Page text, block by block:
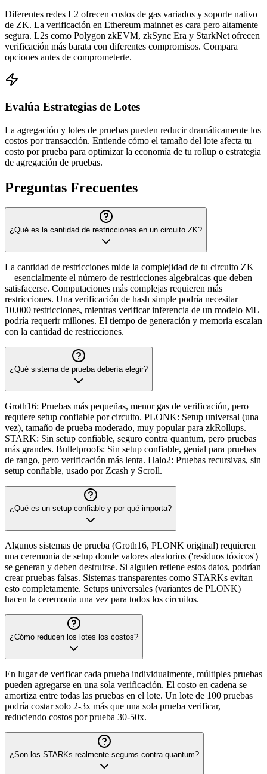
Diferentes redes L2 ofrecen costos de gas variados y soporte nativo
de ZK. La verificación en Ethereum mainnet es cara pero altamente
segura. L2s como Polygon zkEVM, zkSync Era y StarkNet ofrecen
verificación más barata con diferentes compromisos. Compara
opciones antes de comprometerte.
Evalúa Estrategias de Lotes
La agregación y lotes de pruebas pueden reducir dramáticamente los
costos por transacción. Entiende cómo el tamaño del lote afecta tu
costo por prueba para optimizar la economía de tu rollup o estrategia
de agregación de pruebas.
Preguntas Frecuentes
¿Qué es la cantidad de restricciones en un circuito ZK?
La cantidad de restricciones mide la complejidad de tu circuito ZK
—esencialmente el número de restricciones algebraicas que deben
satisfacerse. Computaciones más complejas requieren más
restricciones. Una verificación de hash simple podría necesitar
10.000 restricciones, mientras verificar inferencia de un modelo ML
podría requerir millones. El tiempo de generación y memoria escalan
con la cantidad de restricciones.
¿Qué sistema de prueba debería elegir?
Groth16: Pruebas más pequeñas, menor gas de verificación, pero
requiere setup confiable por circuito. PLONK: Setup universal (una
vez), tamaño de prueba moderado, muy popular para zkRollups.
STARK: Sin setup confiable, seguro contra quantum, pero pruebas
más grandes. Bulletproofs: Sin setup confiable, genial para pruebas
de rango, pero verificación más lenta. Halo2: Pruebas recursivas, sin
setup confiable, usado por Zcash y Scroll.
¿Qué es un setup confiable y por qué importa?
Algunos sistemas de prueba (Groth16, PLONK original) requieren
una ceremonia de setup donde valores aleatorios ('residuos tóxicos')
se generan y deben destruirse. Si alguien retiene estos datos, podrían
crear pruebas falsas. Sistemas transparentes como STARKs evitan
esto completamente. Setups universales (variantes de PLONK)
hacen la ceremonia una vez para todos los circuitos.
¿Cómo reducen los lotes los costos?
En lugar de verificar cada prueba individualmente, múltiples pruebas
pueden agregarse en una sola verificación. El costo en cadena se
amortiza entre todas las pruebas en el lote. Un lote de 100 pruebas
podría costar solo 2-3x más que una sola prueba verificar,
reduciendo costos por prueba 30-50x.
¿Son los STARKs realmente seguros contra quantum?